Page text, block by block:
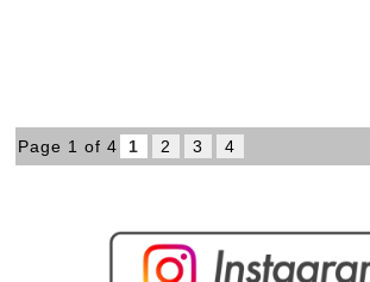
Page 1 of 4 1 2 3 4